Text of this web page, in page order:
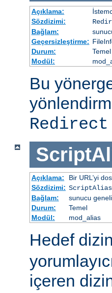
Açıklama:
Sözdizimi:
Bağlam:
Geçersizleştirme:
Durum:
Temel
Modül:
Bu
Redirect
Açıklama:
Bir URL’yi
Sözdizimi: ScriptAlias
Bağlam:
sunucu
Durum:
Temel
Modül:
mod_alias
Hedef
içeren